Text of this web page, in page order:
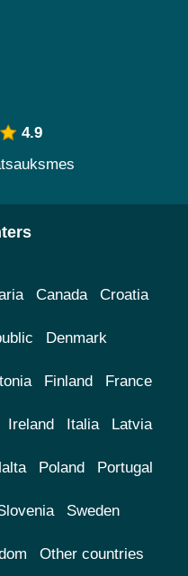
4.9
Canada Croatia
Denmark
Finland France
Ireland Italia Latvia
Poland Portugal
Sweden
Other countries